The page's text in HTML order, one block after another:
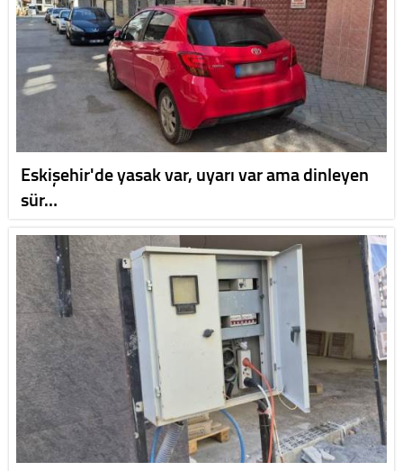
Eskişehir'de yasak var, uyarı var ama dinleyen
sür…